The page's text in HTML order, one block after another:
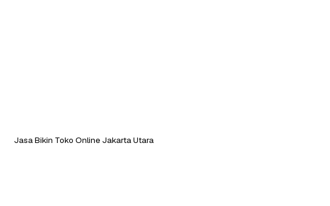
Jasa Bikin Toko Online Jakarta Utara